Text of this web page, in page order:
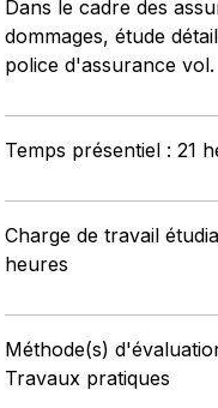
Dans le cadre des
dommages, étude
police d'assurance vol.
Temps présentiel : 21
Charge de travail
heures
Méthode(s)
Travaux pratiques